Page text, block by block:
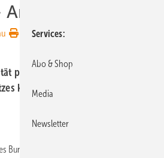
präsentiert Vorschlag: Mit der
könnte der Konflikt entschärft
Bundesnaturschutzes will die Stiftung
Services
Abo & Shop
Media
Newsletter